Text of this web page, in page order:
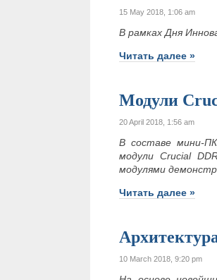
15 May 2018, 1:06 am
В рамках Дня
Читать далее »
Модули
20 April 2018, 1:56 am
В составе мини-
модули Crucial
модулями
Читать далее »
10 March 2018, 9:20 pm